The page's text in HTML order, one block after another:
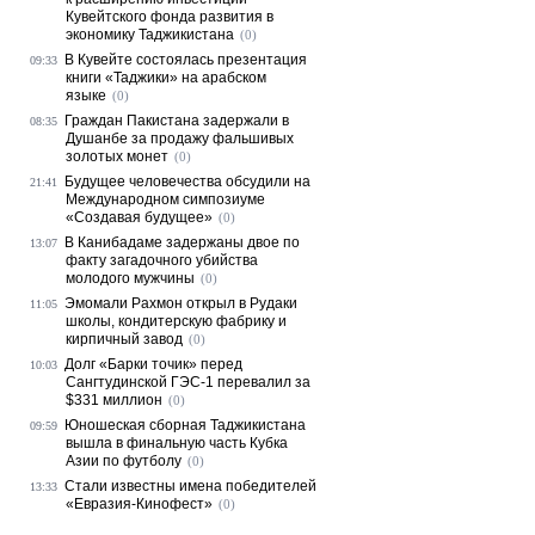
Кувейтского фонда развития в
экономику Таджикистана (0)
09:33
В Кувейте состоялась презентация
книги «Таджики» на арабском
языке (0)
08:35
Граждан Пакистана задержали в
Душанбе за продажу фальшивых
золотых монет (0)
21:41
Будущее человечества обсудили на
Международном симпозиуме
«Создавая будущее» (0)
13:07
В Канибадаме задержаны двое по
факту загадочного убийства
молодого мужчины (0)
11:05 Эмомали Рахмон открыл в Рудаки
школы, кондитерскую фабрику и
кирпичный завод (0)
10:03 Долг «Барки точик» перед
Сангтудинской ГЭС-1 перевалил за
$331 миллион (0)
09:59
Юношеская сборная Таджикистана
вышла в финальную часть Кубка
Азии по футболу (0)
13:33 Стали известны имена победителей
«Евразия-Кинофест» (0)